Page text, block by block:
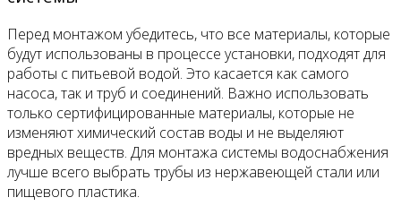
Перед монтажом убедитесь, что все материалы, которые
будут использованы в процессе установки, подходят для
работы с питьевой водой. Это касается как самого
насоса, так и труб и соединений. Важно использовать
только сертифицированные материалы, которые не
изменяют химический состав воды и не выделяют
вредных веществ. Для монтажа системы водоснабжения
лучше всего выбрать трубы из нержавеющей стали или
пищевого пластика.